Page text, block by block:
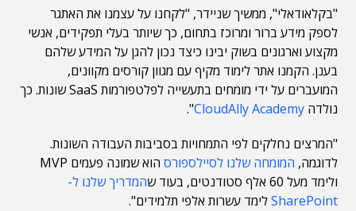
"בקלאודאלי", ממשיך שניידר, "לקחנו על עצמנו את האתגר
לספק מידע ברור ומרוכז בתחום, כך שיותר בעלי תפקידים, אנשי
מקצוע וארגונים בשוק יבינו כיצד נכון להגן על המידע שלהם
בענן. הקמנו אתר לימוד מקיף עם מגוון קורסים מקוונים,
המועברים על ידי מומחים בתעשייה לפלטפורמות SaaS שונות. כך
נולדה CloudAlly Academy
".
"המרצים נחלקים לפי התמחויות בסביבות העבודה השונות.
לדוגמה, המומחה שלנו לסיילספורס
הוא שמונה פעמים MVP
ולימד מעל 60 אלף סטודנטים, בעוד ש
המדריך שלנו ל-
SharePointלימד עשרות אלפי תלמידים".